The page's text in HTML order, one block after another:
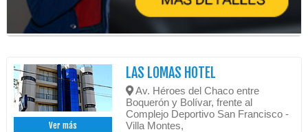
Ver más
LAS LOMAS HOTEL
Av. Héroes del Chaco entre
Boquerón y Bolívar, frente al
Complejo Deportivo San Francisco -
Villa Montes,